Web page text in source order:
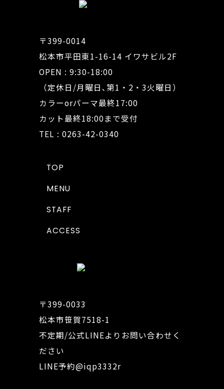
〒399-0014
松本市平田東1-16-14 イワサビル2F
OPEN : 9:30-18:00
（定休日/月曜日､第1・2・3火曜日）
カラーorパーマ最終17:00
カット最終18:00まで受付
TEL : 0263-42-0340
TOP
MENU
STAFF
ACCESS
〒399-0033
松本市笹賀7518-1
不定期/公式LINEよりお問い合わせく
ださい
LINE予約@iqp3332r